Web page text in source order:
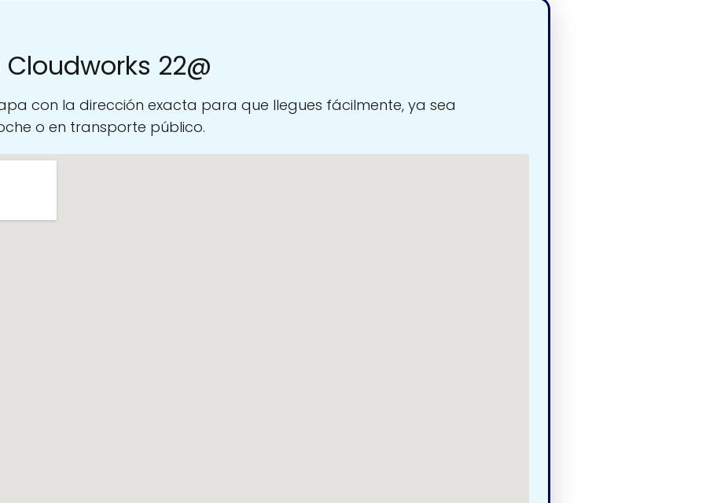
22@
con la dirección exacta para que llegues fácilmente, ya sea
o en transporte público.